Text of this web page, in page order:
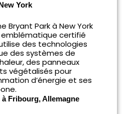
York
Bryant Park à New York
certifié
utilise des technologies
des systèmes de
des panneaux
végétalisés pour
d’énergie et ses
Fribourg, Allemagne